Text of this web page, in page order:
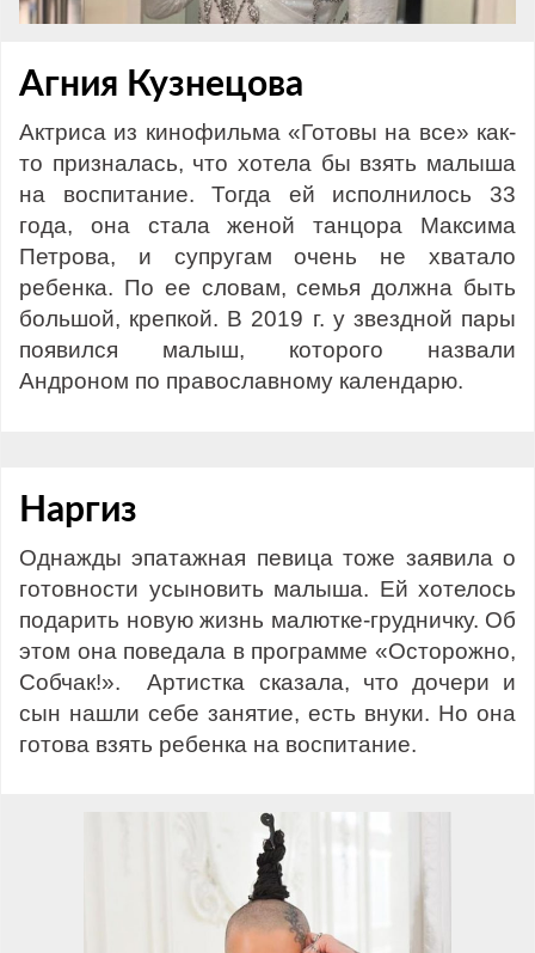
Агния Кузнецова
Актриса из кинофильма «Готовы на все» как-
то призналась, что хотела бы взять малыша
на воспитание. Тогда ей исполнилось 33
года, она стала женой танцора Максима
Петрова, и супругам очень не хватало
ребенка. По ее словам, семья должна быть
большой, крепкой. В 2019 г. у звездной пары
появился малыш, которого назвали
Андроном по православному календарю.
Наргиз
Однажды эпатажная певица тоже заявила о
готовности усыновить малыша. Ей хотелось
подарить новую жизнь малютке-грудничку. Об
этом она поведала в программе «Осторожно,
Собчак!». Артистка сказала, что дочери и
сын нашли себе занятие, есть внуки. Но она
готова взять ребенка на воспитание.